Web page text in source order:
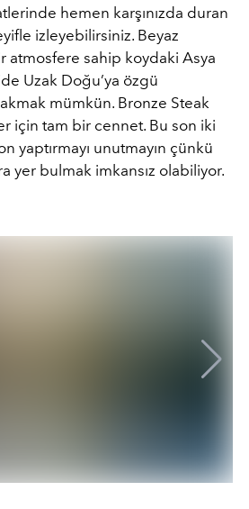
hemen karşınızda duran
izleyebilirsiniz. Beyaz
atmosfere sahip koydaki Asya
Uzak Doğu’ya özgü
mümkün. Bronze Steak
için tam bir cennet. Bu son iki
yaptırmayı unutmayın çünkü
yer bulmak imkansız olabiliyor.